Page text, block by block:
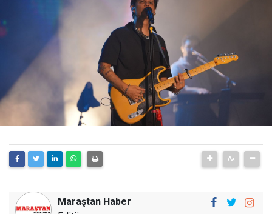
Maraştan Haber